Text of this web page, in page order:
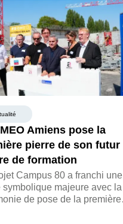
Amiens pose la
pierre de son futur
de formation
Campus 80 a franchi une
symbolique majeure avec la
de pose de la première